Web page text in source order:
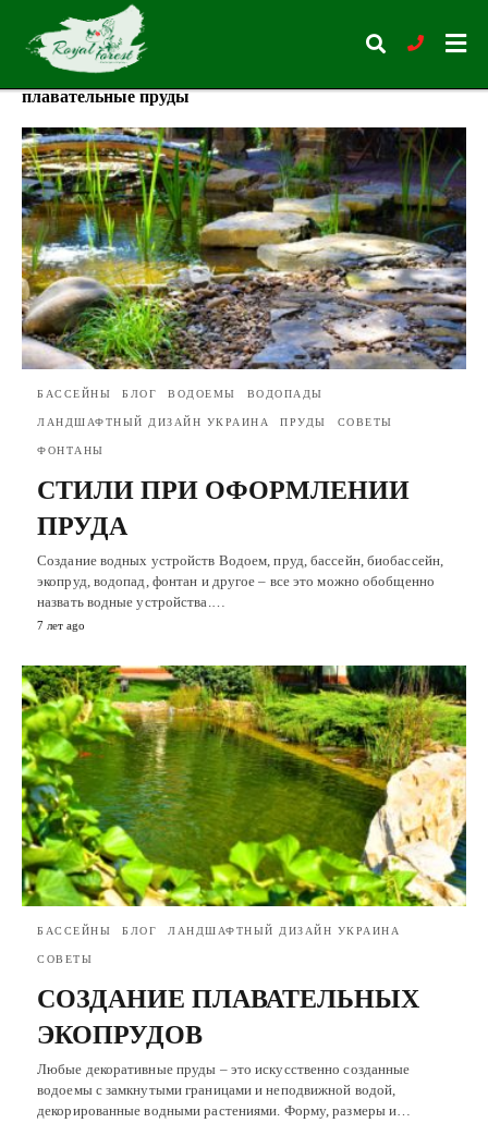
Type
your
search
query
and
hit
enter:
плавательные пруды
БАССЕЙНЫ БЛОГ ВОДОЕМЫ ВОДОПАДЫ
ЛАНДШАФТНЫЙ ДИЗАЙН УКРАИНА ПРУДЫ СОВЕТЫ
ФОНТАНЫ
СТИЛИ ПРИ ОФОРМЛЕНИИ
ПРУДА
Создание водных устройств Водоем, пруд, бассейн, биобассейн,
экопруд, водопад, фонтан и другое – все это можно обобщенно
назвать водные устройства.…
7 лет ago
БАССЕЙНЫ БЛОГ ЛАНДШАФТНЫЙ ДИЗАЙН УКРАИНА
СОВЕТЫ
СОЗДАНИЕ ПЛАВАТЕЛЬНЫХ
ЭКОПРУДОВ
Любые декоративные пруды – это искусственно созданные
водоемы с замкнутыми границами и неподвижной водой,
декорированные водными растениями. Форму, размеры и…